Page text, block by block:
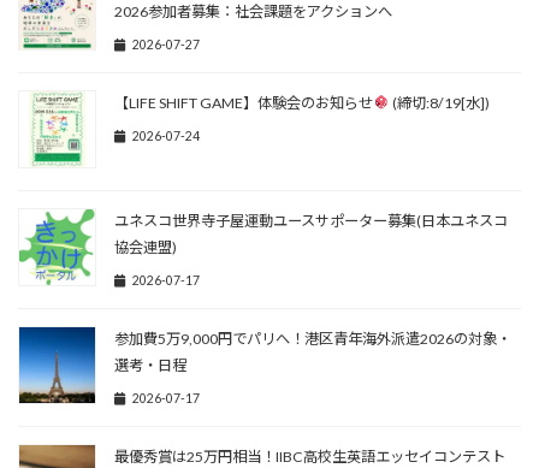
2026参加者募集：社会課題をアクションへ
2026-07-27
【LIFE SHIFT GAME】体験会のお知らせ (締切:8/19[水])
2026-07-24
ユネスコ世界寺子屋運動ユースサポーター募集(日本ユネスコ
協会連盟)
2026-07-17
参加費5万9,000円でパリへ！港区青年海外派遣2026の対象・
選考・日程
2026-07-17
最優秀賞は25万円相当！IIBC高校生英語エッセイコンテスト